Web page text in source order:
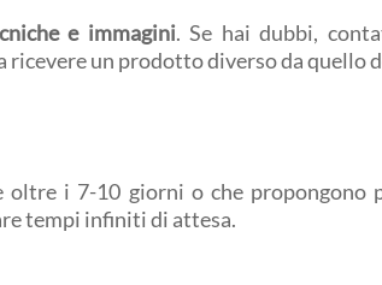
e immagini. Se hai dubbi,
un prodotto diverso da quello
i 7-10 giorni o che propongono
tempi infiniti di attesa.